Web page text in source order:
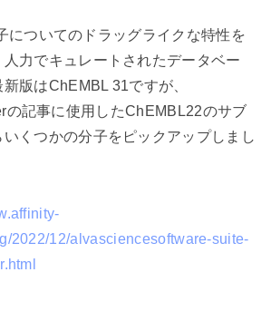
についてのドラッグライクな特性を
力でキュレートされたデータベー
新版はChEMBL 31ですが、
の記事に使用したChEMBL22のサブ
いくつかの分子をピックアップしまし
2022/12/alvasciencesoftware-suite-